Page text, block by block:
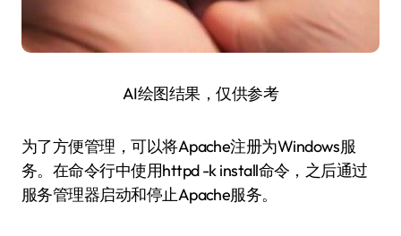
AI绘图结果，仅供参考
为了方便管理，可以将Apache注册为Windows服
务。在命令行中使用httpd -k install命令，之后通过
服务管理器启动和停止Apache服务。